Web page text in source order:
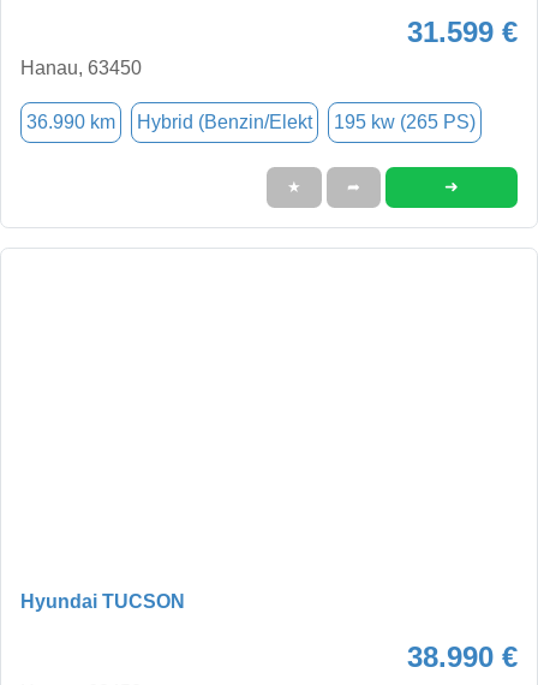
31.599 €
Hanau, 63450
36.990 km Hybrid (Benzin/Elekt 195 kw (265 PS)
★ ➦ ➜
Hyundai TUCSON
38.990 €